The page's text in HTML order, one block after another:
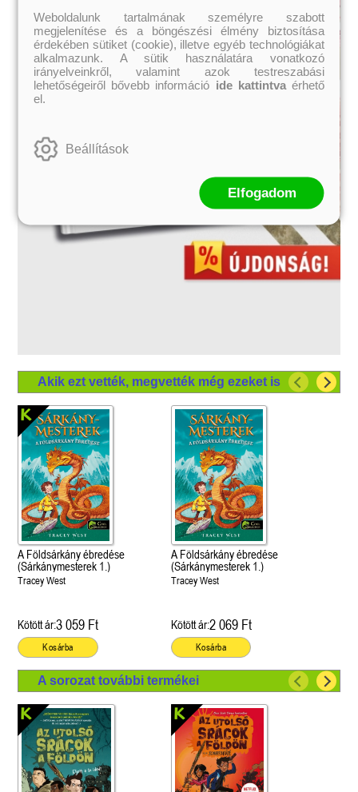
Akik ezt vették, megvették még ezeket is
A Földsárkány ébredése
(Sárkánymesterek 1.)
Tracey West
Kötött ár:3 059 Ft
Kosárba
A Földsárkány ébredése
(Sárkánymesterek 1.)
Tracey West
Kötött ár:2 069 Ft
Kosárba
A sorozat további termékei
Weboldalunk tartalmának személyre szabott
megjelenítése és a böngészési élmény biztosítása
érdekében sütiket (cookie), illetve egyéb technológiákat
alkalmazunk. A sütik használatára vonatkozó
irányelveinkről, valamint azok testreszabási
lehetőségeiről bővebb információ ide kattintvaérhető
el.
Beállítások
Elfogadom